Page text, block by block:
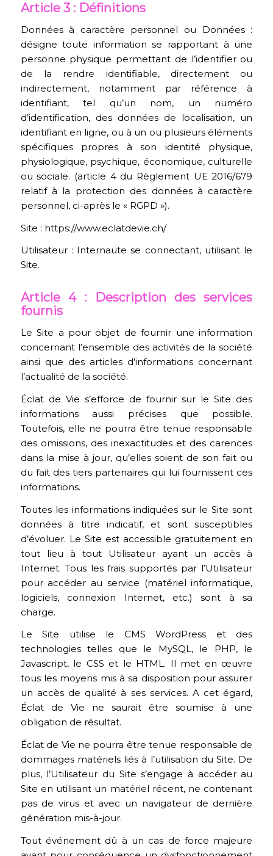
Article 3 : Définitions
Données à caractère personnel ou Données :
désigne toute information se rapportant à une
personne physique permettant de l’identifier ou
de la rendre identifiable, directement ou
indirectement, notamment par référence à
identifiant, tel qu’un nom, un numéro
d’identification, des données de localisation, un
identifiant en ligne, ou à un ou plusieurs éléments
spécifiques propres à son identité physique,
physiologique, psychique, économique, culturelle
ou sociale. (article 4 du Règlement UE 2016/679
relatif à la protection des données à caractère
personnel, ci-après le « RGPD »).
Site : https://www.eclatdevie.ch/
Utilisateur : Internaute se connectant, utilisant le
Site.
Article 4 : Description des services
fournis
Le Site a pour objet de fournir une information
concernant l’ensemble des activités de la société
ainsi que des articles d’informations concernant
l’actualité de la société.
Éclat de Vie s’efforce de fournir sur le Site des
informations aussi précises que possible.
Toutefois, elle ne pourra être tenue responsable
des omissions, des inexactitudes et des carences
dans la mise à jour, qu’elles soient de son fait ou
du fait des tiers partenaires qui lui fournissent ces
informations.
Toutes les informations indiquées sur le Site sont
données à titre indicatif, et sont susceptibles
d’évoluer. Le Site est accessible gratuitement en
tout lieu à tout Utilisateur ayant un accès à
Internet. Tous les frais supportés par l’Utilisateur
pour accéder au service (matériel informatique,
logiciels, connexion Internet, etc.) sont à sa
charge.
Le Site utilise le CMS WordPress et des
technologies telles que le MySQL, le PHP, le
Javascript, le CSS et le HTML. Il met en œuvre
tous les moyens mis à sa disposition pour assurer
un accès de qualité à ses services. A cet égard,
Éclat de Vie ne saurait être soumise à une
obligation de résultat.
Éclat de Vie ne pourra être tenue responsable de
dommages matériels liés à l’utilisation du Site. De
plus, l’Utilisateur du Site s’engage à accéder au
Site en utilisant un matériel récent, ne contenant
pas de virus et avec un navigateur de dernière
génération mis-à-jour.
Tout événement dû à un cas de force majeure